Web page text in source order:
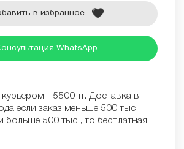
в избранное
WhatsApp
- 5500 тг. Доставка в
если заказ меньше 500 тыс.
больше 500 тыс., то бесплатная